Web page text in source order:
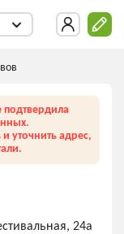
уточнить адрес,
24а